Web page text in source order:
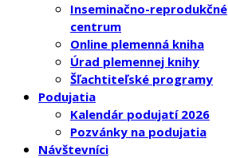
Inseminačno-reprodukčné
centrum
Online plemenná kniha
Úrad plemennej knihy
Šľachtiteľské programy
Podujatia
Kalendár podujatí 2026
Pozvánky na podujatia
Návštevníci